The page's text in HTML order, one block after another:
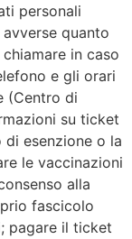
personali
quanto
in caso
e gli orari
(Centro di
su ticket
di esenzione o la
le vaccinazioni
alla
fascicolo
pagare il ticket